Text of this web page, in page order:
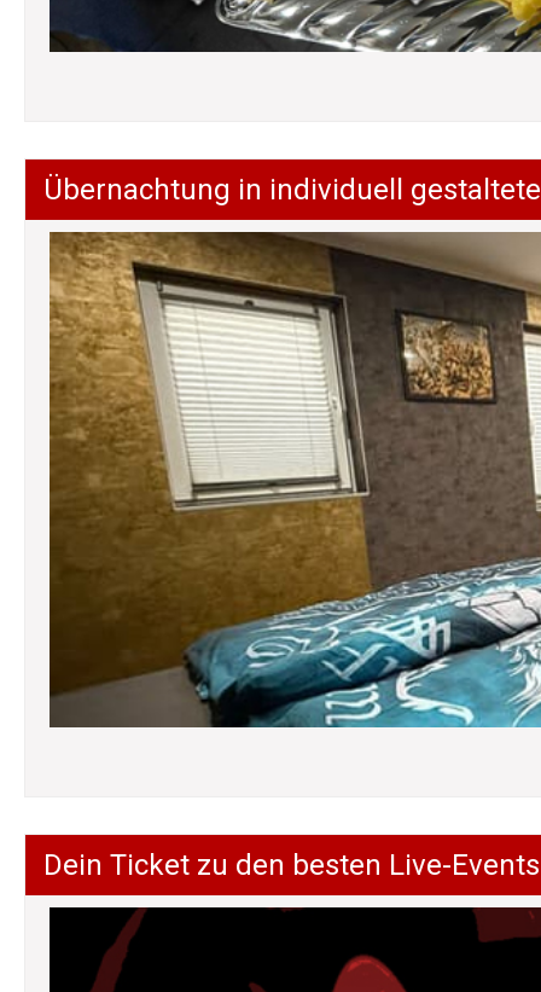
Übernachtung in individuell
Dein Ticket zu den besten Live-Events